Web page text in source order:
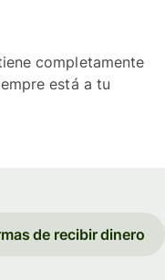
completamente
está a tu
de recibir dinero